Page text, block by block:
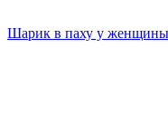
Шарик в паху у